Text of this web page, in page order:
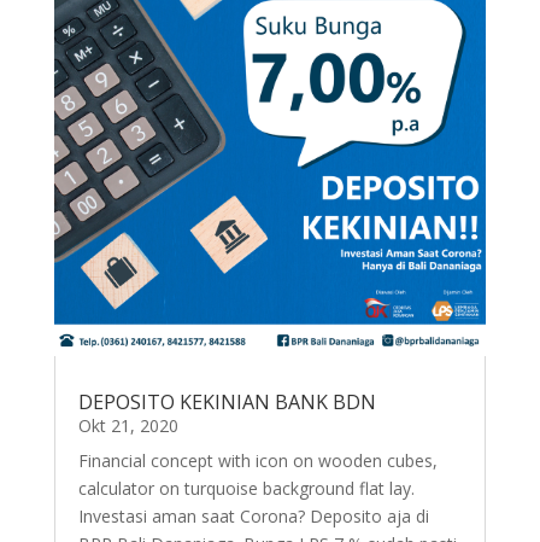
DEPOSITO KEKINIAN BANK BDN
Okt 21, 2020
Financial concept with icon on wooden cubes,
calculator on turquoise background flat lay.
Investasi aman saat Corona? Deposito aja di